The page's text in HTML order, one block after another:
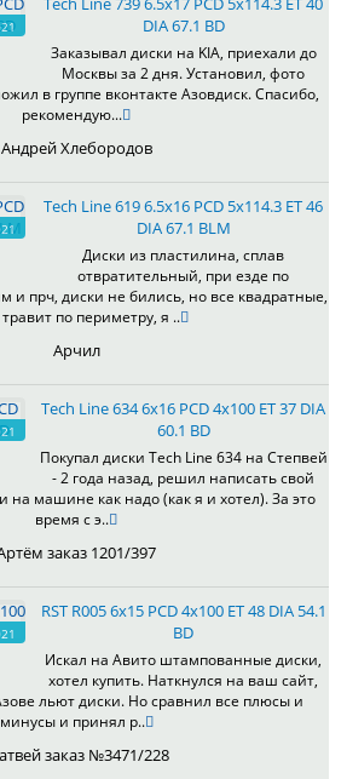
DIA 67.1 BD
Заказывал диски на KIA, приехали до
Москвы за 2 дня. Установил, фото
в группе вконтакте Азовдиск. Спасибо,
рекомендую...
Андрей Хлебородов
Tech Line 619 6.5x16 PCD 5x114.3 ET 46
DIA 67.1 BLM
Диски из пластилина, сплав
отвратительный, при езде по
и прч, диски не бились, но все квадратные,
по периметру, я ..
Арчил
Tech Line 634 6x16 PCD 4x100 ET 37 DIA
60.1 BD
Покупал диски Tech Line 634 на Степвей
- 2 года назад, решил написать свой
на машине как надо (как я и хотел). За это
время с э..
заказ 1201/397
RST R005 6x15 PCD 4x100 ET 48 DIA 54.1
BD
Искал на Авито штампованные диски,
хотел купить. Наткнулся на ваш сайт,
льют диски. Но сравнил все плюсы и
минусы и принял р..
заказ №3471/228